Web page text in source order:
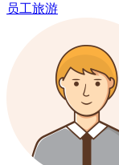
员工旅游